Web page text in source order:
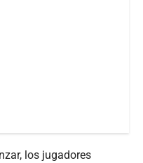
los jugadores